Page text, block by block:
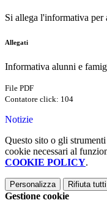
Si allega l'informativa per
Allegati
Informativa alunni e
File PDF
Contatore click: 104
Notizie
Questo sito o gli
cookie necessari al
COOKIE POLICY.
Personalizza Rifiuta tutti
Gestione cookie